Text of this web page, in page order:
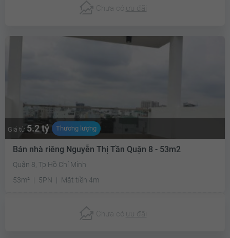
Chưa có ưu đãi
Giá từ 5.2 tỷ Thương lượng
Bán nhà riêng Nguyễn Thị Tần Quận 8 - 53m2
Quận 8, Tp Hồ Chí Minh
53m²
5PN Mặt tiền 4m
Chưa có ưu đãi